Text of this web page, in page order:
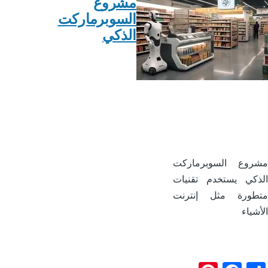
السوبرماركت
الذكي
السوبرماركت
يستخدم تقنيات
مثل إنترنت